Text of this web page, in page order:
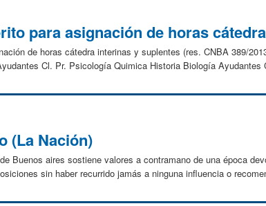
para asignación de horas cátedra
de horas cátedra interinas y suplentes (res. CNBA 389/
Cl. Pr. Psicología Quimica Historia Biología Ayudantes
(La Nación)
Buenos aires sostiene valores a contramano de una época
sin haber recurrido jamás a ninguna influencia o